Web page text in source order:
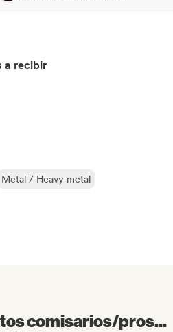
a recibir
Metal / Heavy metal
comisarios/pros...